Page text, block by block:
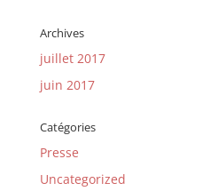
Archives
juillet 2017
juin 2017
Catégories
Presse
Uncategorized